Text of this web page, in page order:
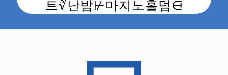
트∛난밤⊬마지노홀덤⋳